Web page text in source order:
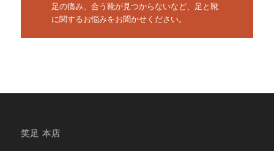
足の痛み、合う靴が見つからないなど、足と靴
に関するお悩みをお聞かせください。
笑足 本店